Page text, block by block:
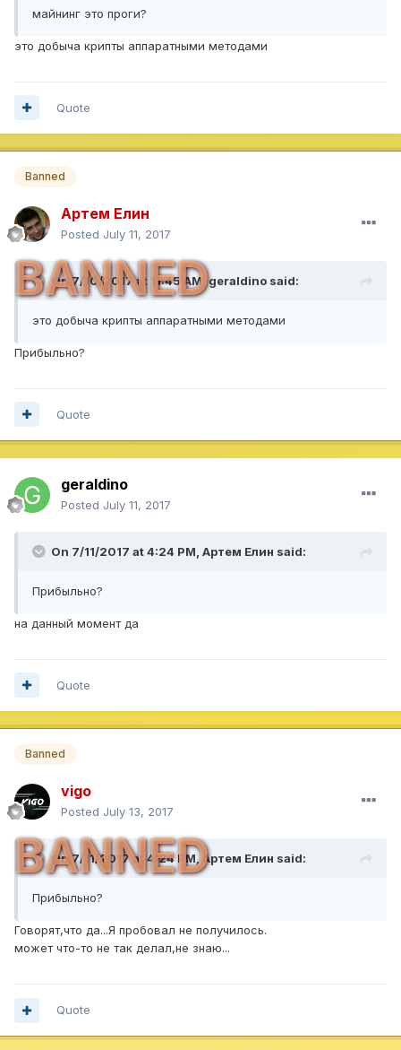
майнинг это проги?
это добыча крипты аппаратными методами
Quote
Banned
Артем Елин
Posted July 11, 2017
BANNED
On 7/10/2017 at 11:45 AM,geraldino said:
это добыча крипты аппаратными методами
Прибыльно?
Quote
geraldino
Posted July 11, 2017
On 7/11/2017 at 4:24 PM, Артем Елин said:
Прибыльно?
на данный момент да
Quote
Banned
vigo
Posted July 13, 2017
BANNED
On 7/11/2017 at 4:24 PM, Артем Елин said:
Прибыльно?
Говорят,что да...Я пробовал не получилось.
может что-то не так делал,не знаю...
Quote